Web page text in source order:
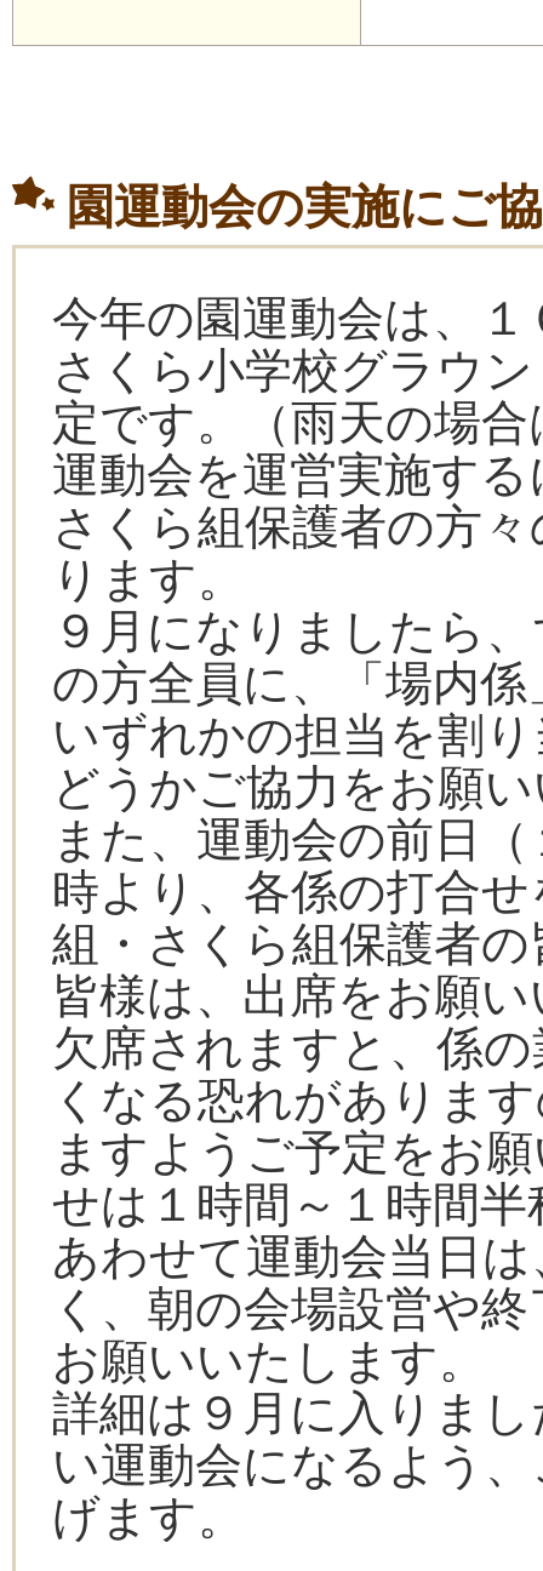
園運動会の実施にご
今年の園運動会は、
さくら小学校グラウ
定です。（雨天の場
運動会を運営実施す
さくら組保護者の方
ります。
９月になりましたら
の方全員に、「場内
いずれかの担当を割
どうかご協力をお願
また、運動会の前日
時より、各係の打合
組・さくら組保護者
皆様は、出席をお願
欠席されますと、係
くなる恐れがありま
ますようご予定をお
せは１時間～１時間
あわせて運動会当日
く、朝の会場設営や
お願いいたします。
詳細は９月に入りま
い運動会になるよう
げます。